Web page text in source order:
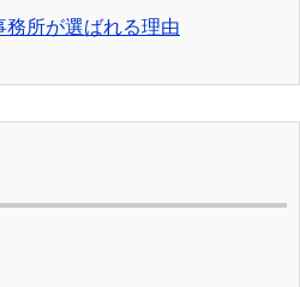
所が選ばれる理由